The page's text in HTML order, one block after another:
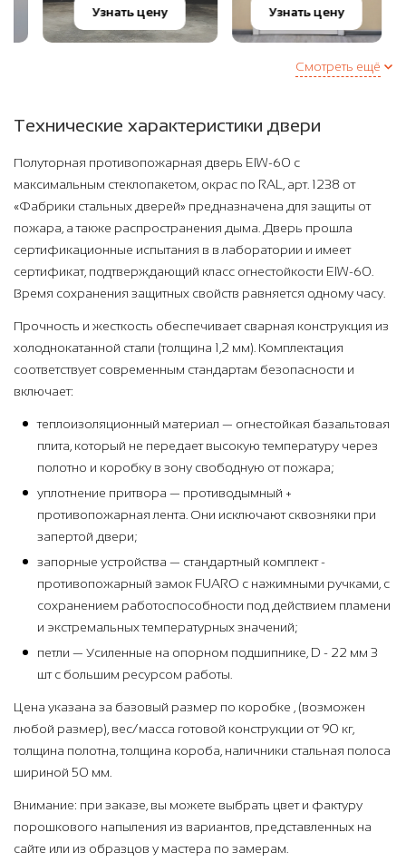
Узнать цену Узнать цену
Смотреть ещё
Технические характеристики двери
Полуторная противопожарная дверь EIW-60 с
максимальным стеклопакетом, окрас по RAL, арт. 1238 от
«Фабрики стальных дверей» предназначена для защиты от
пожара, а также распространения дыма. Дверь прошла
сертификационные испытания в в лаборатории и имеет
сертификат, подтверждающий класс огнестойкости EIW-60.
Время сохранения защитных свойств равняется одному часу.
Прочность и жесткость обеспечивает сварная конструкция из
холоднокатанной стали (толщина 1,2 мм). Комплектация
соответствует современным стандартам безопасности и
включает:
теплоизоляционный материал — огнестойкая базальтовая
плита, который не передает высокую температуру через
полотно и коробку в зону свободную от пожара;
уплотнение притвора — противодымный +
противопожарная лента. Они исключают сквозняки при
запертой двери;
запорные устройства — стандартный комплект -
противопожарный замок FUARO с нажимными ручками, с
сохранением работоспособности под действием пламени
и экстремальных температурных значений;
петли — Усиленные на опорном подшипнике, D - 22 мм 3
шт с большим ресурсом работы.
Цена указана за базовый размер по коробке , (возможен
любой размер), вес/масса готовой конструкции от 90 кг,
толщина полотна, толщина короба, наличники стальная полоса
шириной 50 мм.
Внимание: при заказе, вы можете выбрать цвет и фактуру
порошкового напыления из вариантов, представленных на
сайте или из образцов у мастера по замерам.